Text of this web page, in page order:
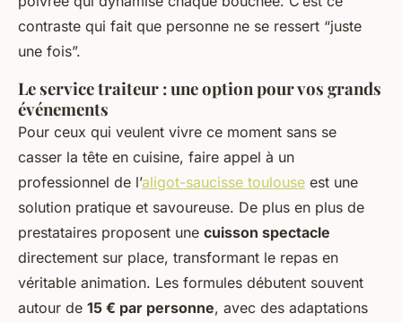
contraste qui fait que personne ne se ressert “juste
une fois”.
Le service traiteur : une option pour vos grands
événements
Pour ceux qui veulent vivre ce moment sans se
casser la tête en cuisine, faire appel à un
professionnel de l’aligot-saucisse toulouse est une
solution pratique et savoureuse. De plus en plus de
prestataires proposent une cuisson spectacle
directement sur place, transformant le repas en
véritable animation. Les formules débutent souvent
autour de 15 € par personne, avec des adaptations